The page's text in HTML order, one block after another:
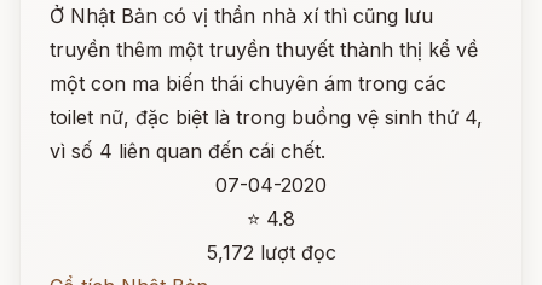
Ở Nhật Bản có vị thần nhà xí thì cũng lưu
truyền thêm một truyền thuyết thành thị kể về
một con ma biến thái chuyên ám trong các
toilet nữ, đặc biệt là trong buồng vệ sinh thứ 4,
vì số 4 liên quan đến cái chết.
07-04-2020
⭐ 4.8
5,172 lượt đọc